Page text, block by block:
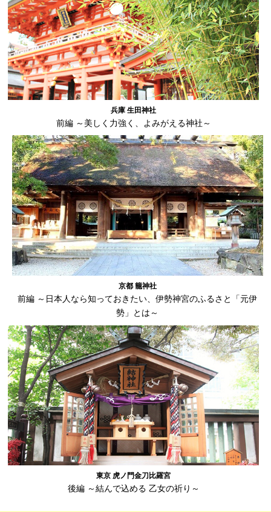
兵庫 生田神社
前編 ～美しく力強く、よみがえる神社～
京都 籠神社
前編 ～日本人なら知っておきたい、伊勢神宮のふるさと「元伊
勢」とは～
東京 虎ノ門金刀比羅宮
後編 ～結んで込める 乙女の祈り～